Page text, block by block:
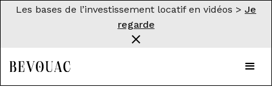
Les bases de l’investissement locatif en vidéos > Je
regarde